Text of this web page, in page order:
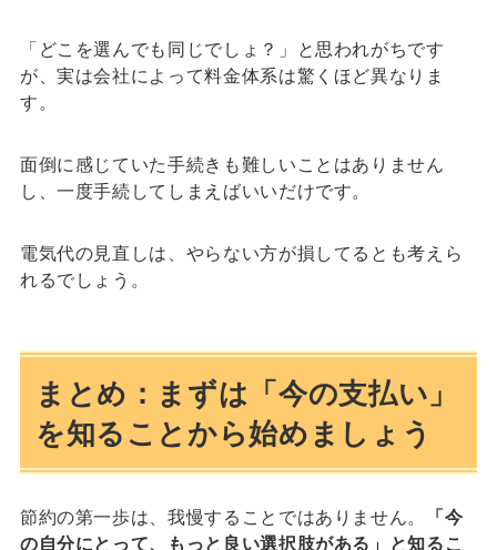
「どこを選んでも同じでしょ？」と思われがちです
が、実は会社によって料金体系は驚くほど異なりま
す。
面倒に感じていた手続きも難しいことはありません
し、一度手続してしまえばいいだけです。
電気代の見直しは、やらない方が損してるとも考えら
れるでしょう。
まとめ：まずは「今の支払い」
を知ることから始めましょう
節約の第一歩は、我慢することではありません。
「今
の自分にとって、もっと良い選択肢がある」と知るこ